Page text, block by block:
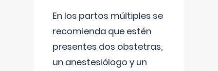
En los partos múltiples se
recomienda que estén
presentes dos obstetras,
un anestesiólogo y un